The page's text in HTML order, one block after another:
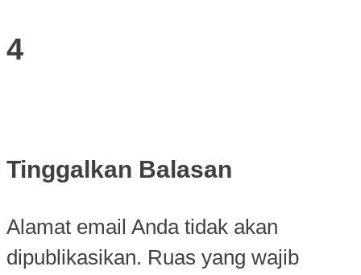
4
Tinggalkan Balasan
Alamat email Anda tidak akan
dipublikasikan. Ruas yang wajib